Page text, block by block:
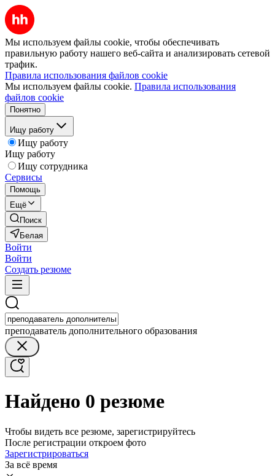
Мы используем файлы cookie, чтобы обеспечивать
правильную работу нашего веб-сайта и анализировать сетевой
трафик.
Правила использования файлов cookie
Мы используем файлы cookie. Правила использования
файлов cookie
Понятно
Ищу работу
Ищу работу
Ищу работу
Ищу сотрудника
Сервисы
Помощь
Ещё
Поиск
Белая
Войти
Войти
Создать резюме
преподаватель дополнительного образования
Найдено 0 резюме
Чтобы видеть все резюме, зарегистрируйтесь
После регистрации откроем фото
Зарегистрироваться
За всё время